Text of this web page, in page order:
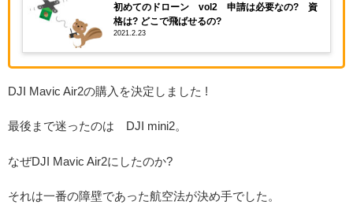
初めてのドローン vol2 申請は必要なの? 資
格は? どこで飛ばせるの?
2021.2.23
DJI Mavic Air2の購入を決定しました !
最後まで迷ったのは DJI mini2。
なぜDJI Mavic Air2にしたのか?
それは一番の障壁であった航空法が決め手でした。